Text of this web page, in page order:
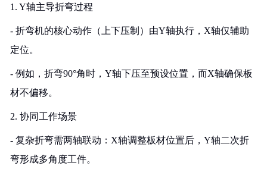
1. Y轴主导折弯过程
- 折弯机的核心动作（上下压制）由Y轴执行，X轴仅辅助
定位。
- 例如，折弯90°角时，Y轴下压至预设位置，而X轴确保板
材不偏移。
2. 协同工作场景
- 复杂折弯需两轴联动：X轴调整板材位置后，Y轴二次折
弯形成多角度工件。